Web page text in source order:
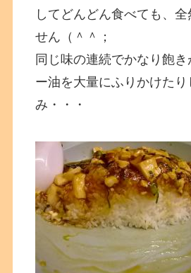
してどんどん食べても、
せん（＾＾；
同じ味の連続でかなり飽
ー油を大量にふりかけた
み・・・